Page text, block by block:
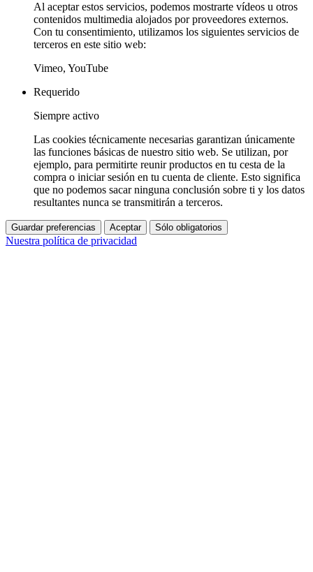
Al aceptar estos servicios, podemos mostrarte vídeos u otros
contenidos multimedia alojados por proveedores externos.
Con tu consentimiento, utilizamos los siguientes servicios de
terceros en este sitio web:
Vimeo, YouTube
Requerido
Siempre activo
Las cookies técnicamente necesarias garantizan únicamente
las funciones básicas de nuestro sitio web. Se utilizan, por
ejemplo, para permitirte reunir productos en tu cesta de la
compra o iniciar sesión en tu cuenta de cliente. Esto significa
que no podemos sacar ninguna conclusión sobre ti y los datos
resultantes nunca se transmitirán a terceros.
Guardar preferencias Aceptar Sólo obligatorios
Nuestra política de privacidad